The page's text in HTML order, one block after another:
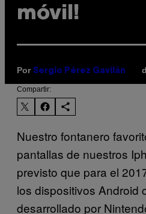
móvil!
Por Sergio Pérez Gavilán
Compartir:
Nuestro fontanero
pantallas de nuestros
previsto que para el
los dispositivos Android
desarrollado por